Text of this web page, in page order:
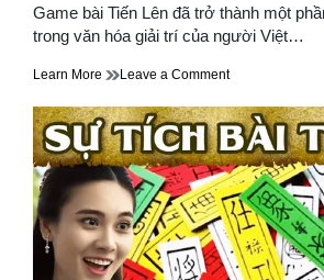
read
time
Game bài Tiến Lên đã trở thành một
trong văn hóa giải trí của người Việt…
Learn More Leave a Commenton
5
Game
Bài
Tiến
Lên
Không
Thể
Bỏ
Qua